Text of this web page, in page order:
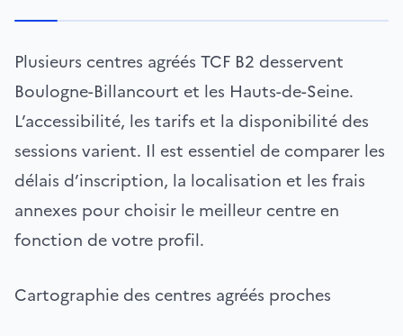
Plusieurs centres agréés TCF B2 desservent
Boulogne-Billancourt et les Hauts-de-Seine.
L’accessibilité, les tarifs et la disponibilité des
sessions varient. Il est essentiel de comparer les
délais d’inscription, la localisation et les frais
annexes pour choisir le meilleur centre en
fonction de votre profil.
Cartographie des centres agréés proches